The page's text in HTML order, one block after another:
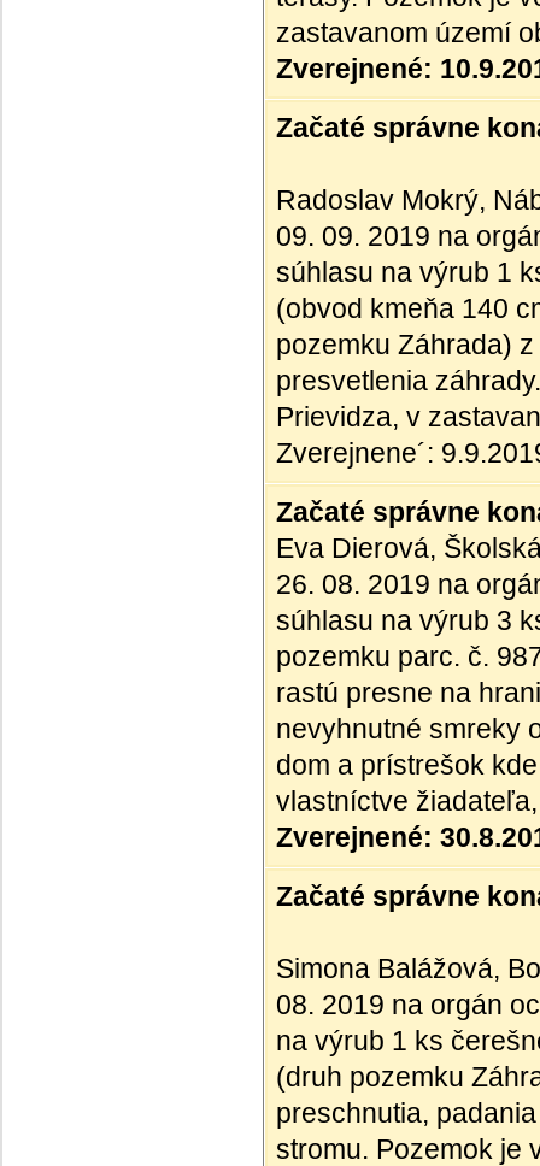
zastavanom území
Zverejnené:
Začaté správne
Radoslav Mokrý,
09. 09. 2019 na
súhlasu na výrub 1
(obvod kmeňa 140
pozemku Záhrada)
presvetlenia
Prievidza, v
Zverejnene´:
Začaté správne
Eva Dierová,
26. 08. 2019 na
súhlasu na výrub 3
pozemku parc. č.
rastú presne na
nevyhnutné smreky
dom a prístrešok
vlastníctve
Zverejnené:
Začaté správne
Simona Balážová,
08. 2019 na orgán
na výrub 1 ks
(druh pozemku
preschnutia,
stromu. Pozemok je